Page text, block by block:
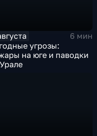
6 мин
угрозы:
на юге и паводки